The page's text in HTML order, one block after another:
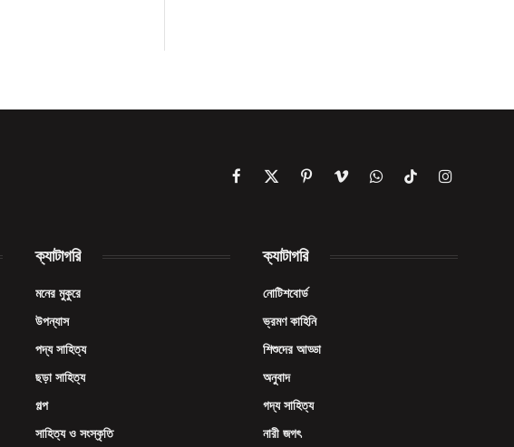
Facebook
X
PinterestVimeoWhatsAppTikTokInstagram
ক্যাটাগরি
মনের মুকুরে
উপন্যাস
পদ্য সাহিত্য
ছড়া সাহিত্য
গল্প
সাহিত্য ও সংস্কৃতি
ক্যাটাগরি
নোটিশবোর্ড
ভ্রমণ কাহিনি
শিশুদের আড্ডা
অনুবাদ
গদ্য সাহিত্য
নারী জগৎ